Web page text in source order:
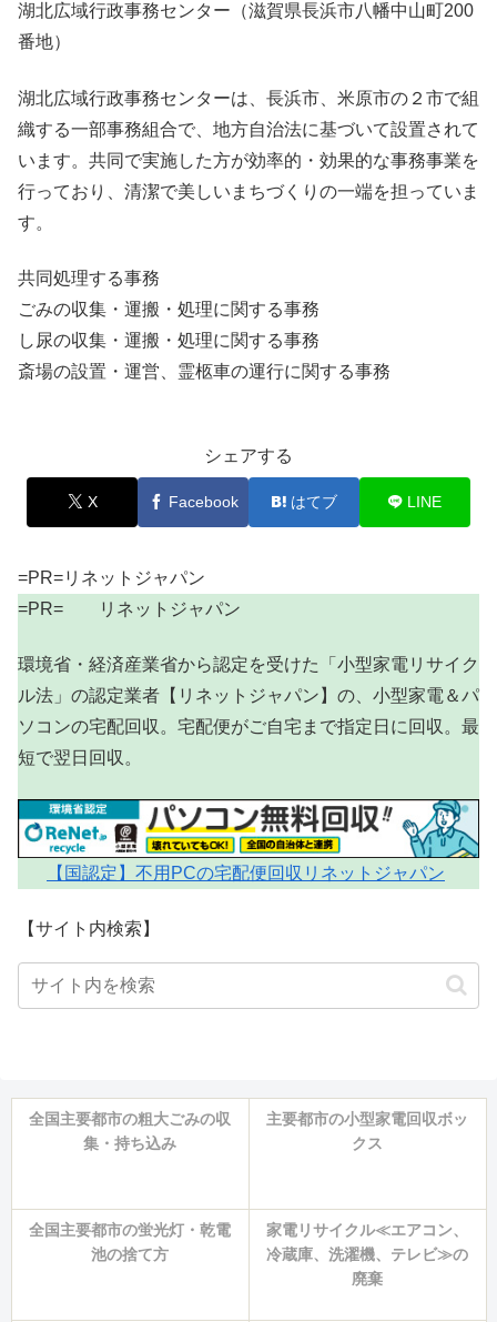
湖北広域行政事務センター（滋賀県長浜市八幡中山町200
番地）
湖北広域行政事務センターは、長浜市、米原市の２市で組
織する一部事務組合で、地方自治法に基づいて設置されて
います。共同で実施した方が効率的・効果的な事務事業を
行っており、清潔で美しいまちづくりの一端を担っていま
す。
共同処理する事務
ごみの収集・運搬・処理に関する事務
し尿の収集・運搬・処理に関する事務
斎場の設置・運営、霊柩車の運行に関する事務
シェアする
X Facebook はてブ LINE
=PR=リネットジャパン
=PR= リネットジャパン
環境省・経済産業省から認定を受けた「小型家電リサイク
ル法」の認定業者【リネットジャパン】の、小型家電＆パ
ソコンの宅配回収。宅配便がご自宅まで指定日に回収。最
短で翌日回収。
【国認定】不用PCの宅配便回収リネットジャパン
【サイト内検索】
全国主要都市の粗大ごみの収
集・持ち込み
主要都市の小型家電回収ボッ
クス
全国主要都市の蛍光灯・乾電
池の捨て方
家電リサイクル≪エアコン、
冷蔵庫、洗濯機、テレビ≫の
廃棄